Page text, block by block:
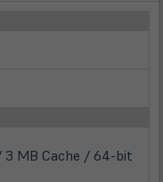
3 MB Cache / 64-bit